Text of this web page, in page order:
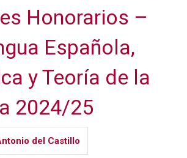
Honorarios –
Española,
y Teoría de la
2024/25
del Castillo